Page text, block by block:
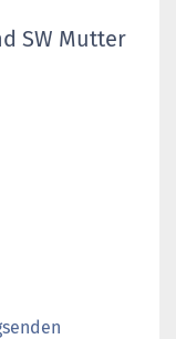
SW Mutter